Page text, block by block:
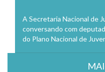
A Secretaria Nacional de
conversando com
do Plano Nacional de